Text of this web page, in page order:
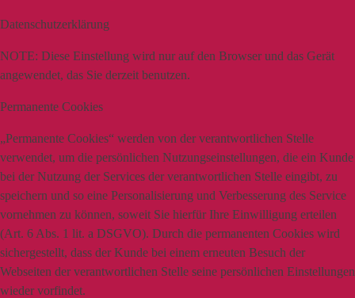
Datenschutzerklärung
NOTE: Diese Einstellung wird nur auf den Browser und das Gerät
angewendet, das Sie derzeit benutzen.
Permanente Cookies
„Permanente Cookies“ werden von der verantwortlichen Stelle
verwendet, um die persönlichen Nutzungseinstellungen, die ein Kunde
bei der Nutzung der Services der verantwortlichen Stelle eingibt, zu
speichern und so eine Personalisierung und Verbesserung des Service
vornehmen zu können, soweit Sie hierfür Ihre Einwilligung erteilen
(Art. 6 Abs. 1 lit. a DSGVO). Durch die permanenten Cookies wird
sichergestellt, dass der Kunde bei einem erneuten Besuch der
Webseiten der verantwortlichen Stelle seine persönlichen Einstellungen
wieder vorfindet.